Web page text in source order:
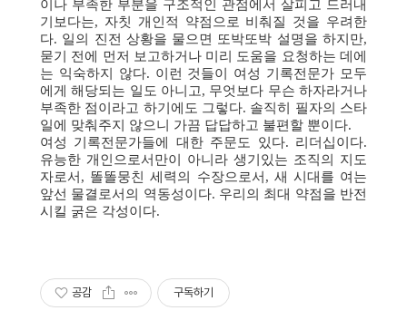
이나 부족한 부분을 구조적인 관점에서 살피고 드러내
기보다는, 자칫 개인적 약점으로 비춰질 것을 우려한
다. 일의 진전 상황을 물으면 또박또박 설명을 하지만,
묻기 전에 먼저 보고하거나 미리 도움을 요청하는 데에
는 익숙하지 않다. 이런 것들이 여성 기록전문가 모두
에게 해당되는 일도 아니고, 무엇보다 무슨 하자라거나
부족한 점이라고 하기에도 그렇다. 솔직히 필자의 스타
일에 맞춰주지 않으니 가끔 답답하고 불편할 뿐이다.
여성 기록전문가들에 대한 주문도 있다. 리더십이다.
유능한 개인으로서만이 아니라 생기있는 조직의 지도
자로서, 똘똘뭉친 세력의 수장으로서, 새 시대를 여는
앞선 물결로서의 역동성이다. 우리의 최대 약점을 반전
시킬 굵은 각성이다.
공감 구독하기